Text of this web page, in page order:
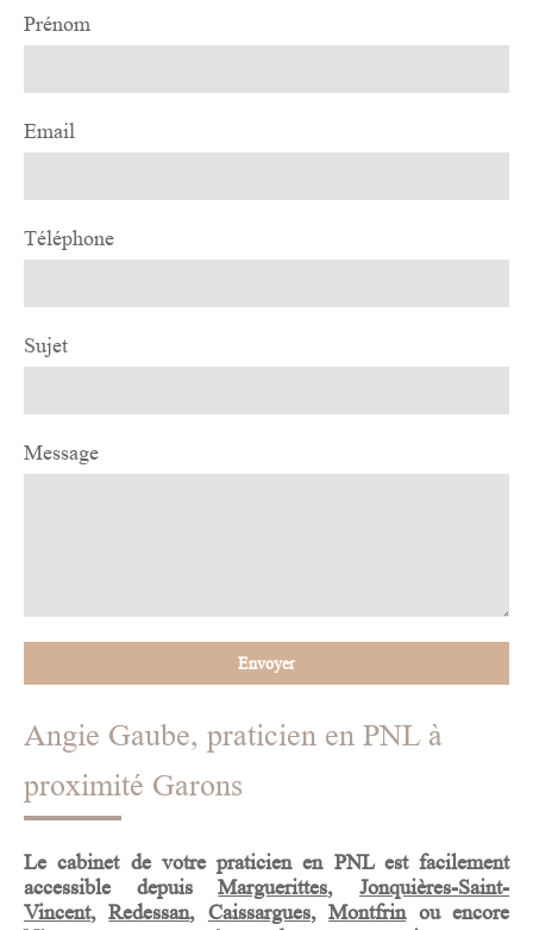
Prénom
Email
Téléphone
Sujet
Message
Envoyer
Angie Gaube, praticien en PNL à
proximité Garons
Le cabinet de votre praticien en PNLest facilement
accessible depuisMarguerittes,Jonquières-Saint-
Vincent,Redessan, Caissargues,Montfrinou encore